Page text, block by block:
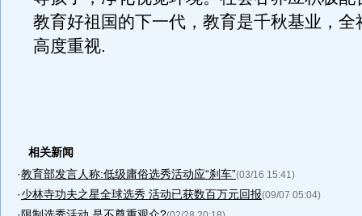
教育好祖国的下一代，教育是千秋基业，全
高度重视.
相关新闻
·教育部发言人称:低级庸俗选秀活动应“刹车”(03/16 15:41)
·少林寺功夫之星全球选秀 活动已获数百万元回报(09/07 05:04)